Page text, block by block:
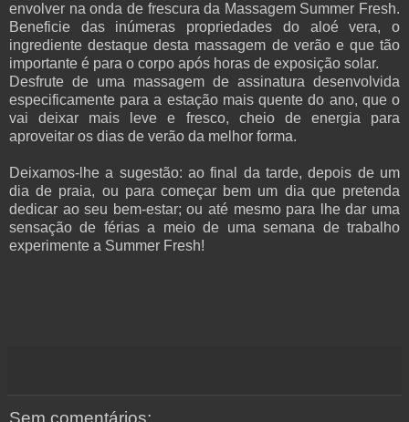
envolver na onda de frescura da Massagem Summer Fresh.
Beneficie das inúmeras propriedades do aloé vera, o
ingrediente destaque desta massagem de verão e que tão
importante é para o corpo após horas de exposição solar.
Desfrute de uma massagem de assinatura desenvolvida
especificamente para a estação mais quente do ano, que o
vai deixar mais leve e fresco, cheio de energia para
aproveitar os dias de verão da melhor forma.
Deixamos-lhe a sugestão: ao final da tarde, depois de um
dia de praia, ou para começar bem um dia que pretenda
dedicar ao seu bem-estar; ou até mesmo para lhe dar uma
sensação de férias a meio de uma semana de trabalho
experimente a Summer Fresh!